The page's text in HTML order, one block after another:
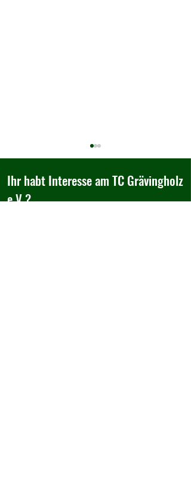
Ihr habt Interesse am TC Grävingholz
e.V.?